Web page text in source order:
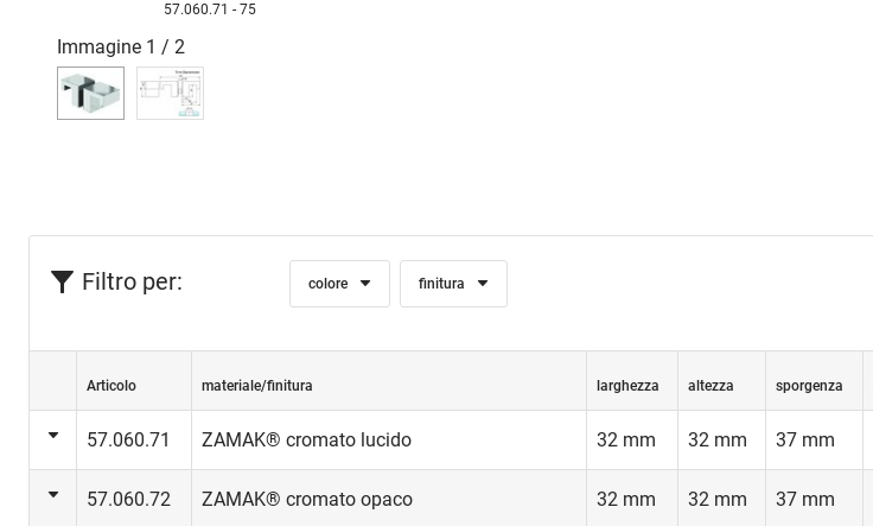
57.060.71 - 75
Immagine 1 / 2
Filtro per: colore finitura
Articolo materiale/finitura larghezza altezza sporgenza
57.060.71 ZAMAK® cromato lucido 32 mm 32 mm 37 mm
57.060.72 ZAMAK® cromato opaco 32 mm 32 mm 37 mm